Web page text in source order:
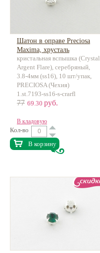
Шатон в оправе Preciosa
Maxima, хрусталь
кристальная вспышка (Crystal
Argent Flare), серебряный,
3.8-4мм (ss16), 10 шт/упак,
PRECIOSA (Чехия)
1.st.7193-ss16-s-crarfl
77 69.30 руб.
В кладовую
Кол-во
В корзину